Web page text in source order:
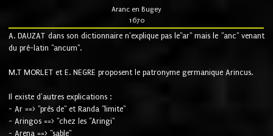
Aranc en Bugey
1670
A. DAUZAT dans son dictionnaire n'explique pas le"ar" mais le "anc" venant
du pré-latin "ancum".
M.T MORLET et E. NEGRE proposent le patronyme germanique Arincus.
Il existe d'autres explications :
- Ar ==> "près de" et Randa "limite"
- Aringos ==> "chez les "Aringi"
- Arena ==> "sable"